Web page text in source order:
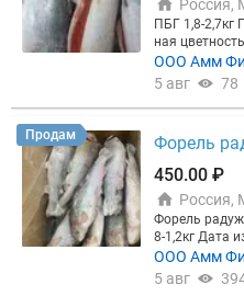
Калибр 6–8
Документы:
4 600 руб./кг Для оперативного ответа напишите
ложения
в WhatsApp
те
Россия,
ПБГ 1,8-2,7кг
ная
х запахов и
с НДС
ООО Амм
5 авг
78
Продам
Форель
450.00 ₽
Россия,
Форель
8-1,2кг Дата изготовления - февраль 2026г Произ
водитель: Завод - 7004
ран Мясо красное, цветность - 27-29 Отличное кач
ООО Амм
5 авг